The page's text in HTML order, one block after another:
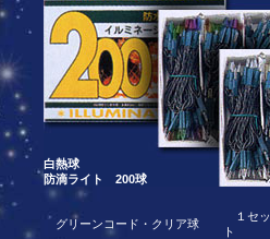
白熱球
防滴ライト 200球
グリーンコード・クリア球
１セッ
ト